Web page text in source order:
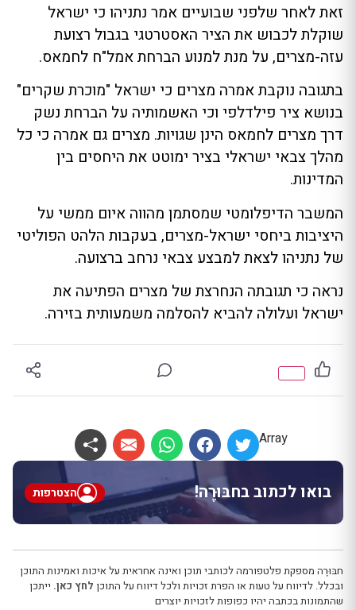
זאת לאחר שלפני שבועיים אמר נתניהו כי ישראל
שוקלת לכבוש את הציר האסטרטגי בגבול רצועת
עזה-מצרים, על מנת למנוע הברחת אמל"ח לחמאס.
בתגובה נוקבת אמרה מצרים כי ישראל "מוכרת שקרים"
בנושא ציר פילדלפי וכי האשמותיה על הברחת נשק
דרך מצרים לחמאס הינן שגויות. מצרים גם אמרה כי כל
מהלך צבאי ישראלי בציר ימוטט את היחסים בין
המדינות.
המשבר הדיפלומטי שמסתמן מהווה איום ממשי על
היציבות ביחסי ישראל-מצרים, בעקבות הלהט הפוליטי
של נתניהו לצאת למבצע צבאי נרחב ברצועה.
נראה כי תגובתה הנחרצת של מצרים הפתיעה את
ישראל ועלולה להביא להסלמה משמעותית בזירה.
Array
בואו לכתוב בחבּוּרֶה! הצטרפות
חבּוּרֶה מספקת פלטפורמה לכותבי תוכן ואינה אחראית על איכות ואמינות התוכן
ובכלל. לדיווח על טעות או הפרת זכויות ולכל דיווח על התוכן לחץ כאן. ייתכן
שהתמונות בכתבה יהיו כפופות לזכויות יוצרים